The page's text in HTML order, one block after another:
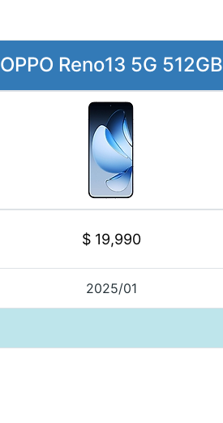
OPPO Reno13 5G 512GB
$ 19,990
2025/01